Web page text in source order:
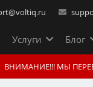
Услуги Блог
ВНИМАНИЕ!!! МЫ